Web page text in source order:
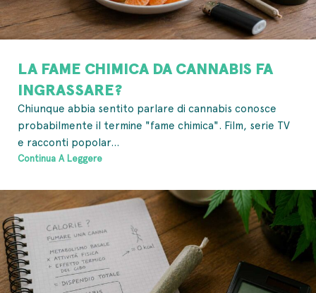
LA FAME CHIMICA DA CANNABIS FA
INGRASSARE?
Chiunque abbia sentito parlare di cannabis conosce
probabilmente il termine "fame chimica". Film, serie TV
e racconti popolar...
Continua A Leggere